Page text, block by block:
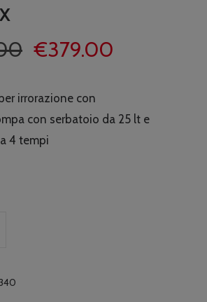
Il
originale
era:
€606.00.
€379.00
è:
irrorazione con
con serbatoio da 25 lt e
4 tempi